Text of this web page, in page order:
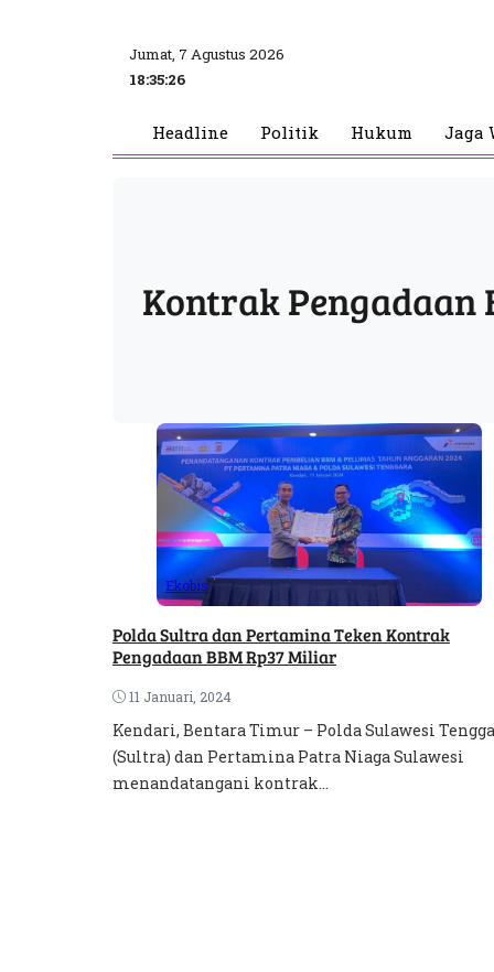
Jumat, 7 Agustus 2026
18:35:27
Headline Politik Hukum Jaga
Kontrak Pengadaan
Ekobis
Polda Sultra dan Pertamina Teken Kontrak
Pengadaan BBM Rp37 Miliar
11 Januari, 2024
Kendari, Bentara Timur – Polda Sulawesi
(Sultra) dan Pertamina Patra Niaga Sulawesi
menandatangani kontrak...